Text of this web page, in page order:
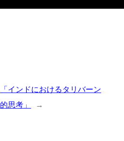
「インドにおけるタリバーン
的思考」
→